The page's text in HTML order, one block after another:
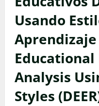
Usando
Aprendizaje
Educational
Analysis
Styles